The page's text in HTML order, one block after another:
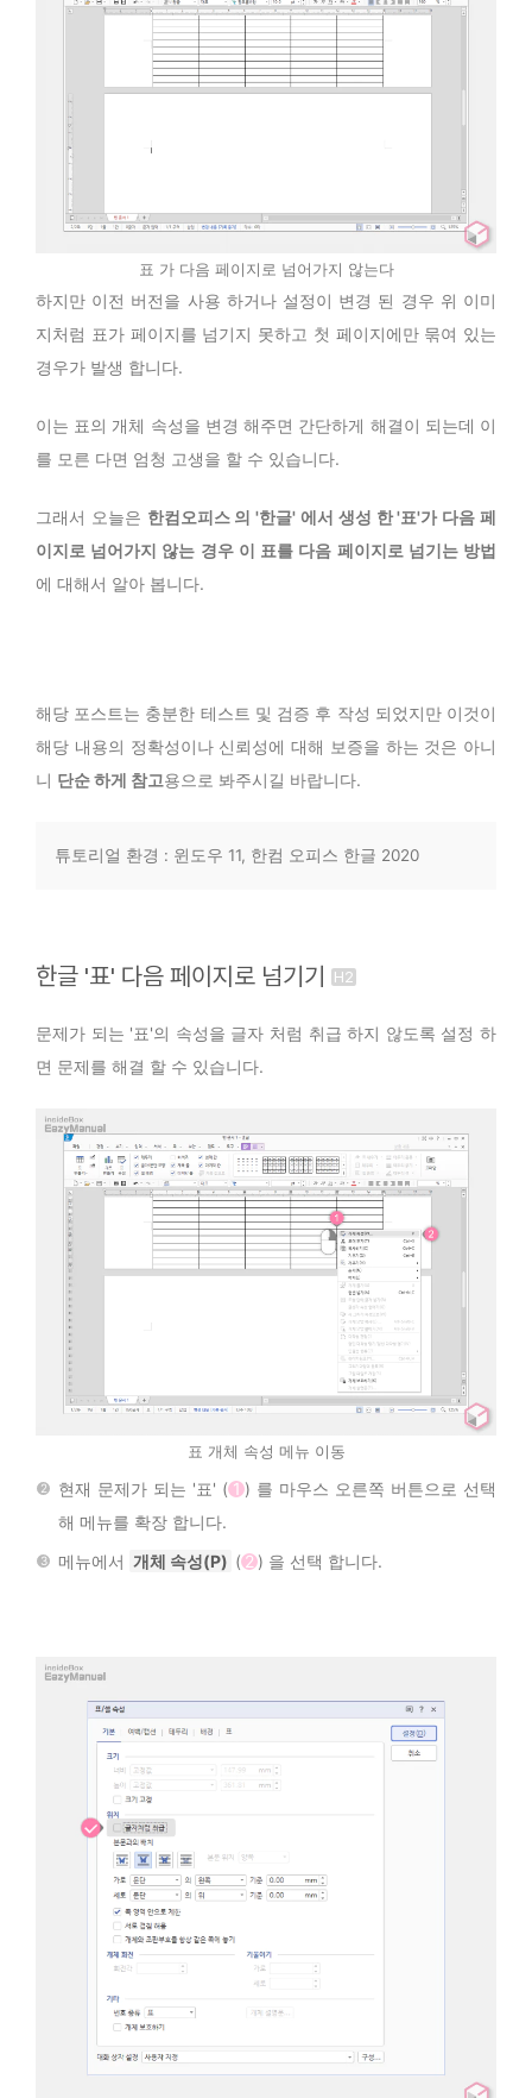
표 가 다음 페이지로 넘어가지 않는다
하지만 이전 버전을 사용 하거나 설정이 변경 된 경우 위 이미
지처럼 표가 페이지를 넘기지 못하고 첫 페이지에만 묶여 있는
경우가 발생 합니다.
이는 표의 개체 속성을 변경 해주면 간단하게 해결이 되는데 이
를 모른 다면 엄청 고생을 할 수 있습니다.
그래서 오늘은 한컴오피스 의 '한글' 에서 생성 한 '표'가 다음 페
이지로 넘어가지 않는 경우 이 표를 다음 페이지로 넘기는 방법
에 대해서 알아 봅니다.
해당 포스트는 충분한 테스트 및 검증 후 작성 되었지만 이것이
해당 내용의 정확성이나 신뢰성에 대해 보증을 하는 것은 아니
니 단순 하게 참고용으로 봐주시길 바랍니다.
튜토리얼 환경 : 윈도우 11, 한컴 오피스 한글 2020
한글 '표' 다음 페이지로 넘기기
문제가 되는 '표'의 속성을 글자 처럼 취급 하지 않도록 설정 하
면 문제를 해결 할 수 있습니다.
표 개체 속성 메뉴 이동
현재 문제가 되는 '표' ( 1 ) 를 마우스 오른쪽 버튼으로 선택
해 메뉴를 확장 합니다.
메뉴에서 개체 속성(P) ( 2 ) 을 선택 합니다.